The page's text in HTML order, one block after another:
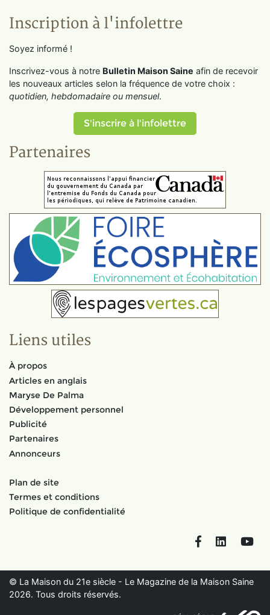
Inscription à l'infolettre
Soyez informé !
Inscrivez-vous à notre Bulletin Maison Saine afin de recevoir
les nouveaux articles selon la fréquence de votre choix :
quotidien, hebdomadaire ou mensuel.
S'inscrire à l'infolettre
Partenaires
Liens utiles
À propos
Articles en anglais
Maryse De Palma
Développement personnel
Publicité
Partenaires
Annonceurs
Plan de site
Termes et conditions
Politique de confidentialité
FacebookLinkedIn
© La Maison du 21e siècle - Le Magazine de la Maison Saine
2026. Tous droits réservés.